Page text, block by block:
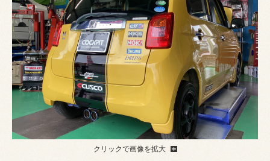
クリックで画像を拡大